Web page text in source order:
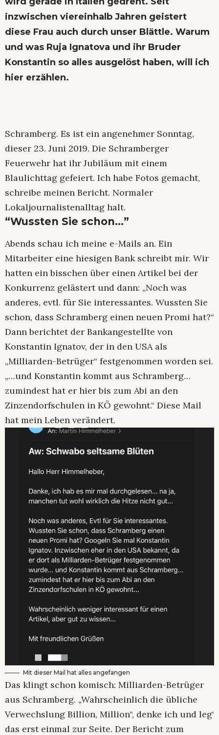
inzwischen viereinhalb Jahren geistert
diese Frau auch durch unser Blättle. Warum
und was Ruja Ignatova und ihr Bruder
Konstantin so alles ausgelöst haben, will ich
hier erzählen.
Schramberg. Es ist ein angenehmer Sonntag,
dieser 23. Juni 2019. Die Schramberger
Feuerwehr hat ihr Jubiläum mit einem
Blaulichttag gefeiert. Ich habe Fotos gemacht,
schreibe meinen Bericht. Normaler
Lokaljournalistenalltag halt.
“Wussten Sie schon…”
Abends schau ich meine e-Mails an. Ein
Mitarbeiter eine hiesigen Bank schreibt mir. Wir
hatten ein bisschen über einen Artikel bei der
Konkurrenz gelästert und dann: „Noch was
anderes, evtl. für Sie interessantes. Wussten Sie
schon, dass Schramberg einen neuen Promi hat?“
Dann berichtet der Bankangestellte von
Konstantin Ignatov, der in den USA als
„Milliarden-Betrüger“ festgenommen worden sei.
„…und Konstantin kommt aus Schramberg…
zumindest hat er hier bis zum Abi an den
Zinzendorfschulen in KÖ gewohnt.“ Diese Mail
hat mein Leben verändert.
Mit dieser Mail hat alles angefangen
Das klingt schon komisch: Milliarden-Betrüger
aus Schramberg. „Wahrscheinlich die übliche
Verwechslung Billion, Million“, denke ich und leg‘
das erst einmal zur Seite. Der Bericht zum